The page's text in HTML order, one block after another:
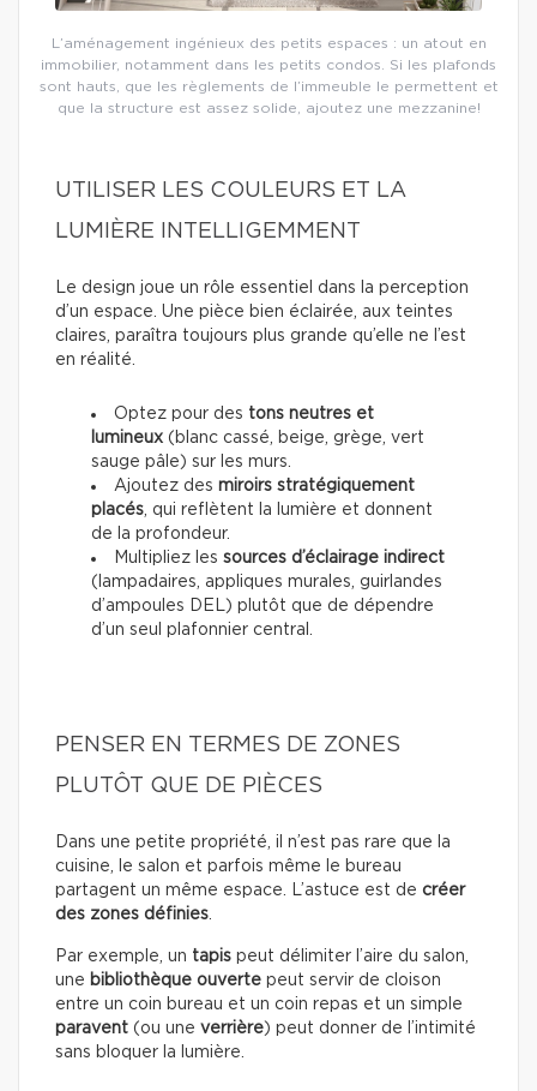
L’aménagement ingénieux des petits espaces : un atout en
immobilier, notamment dans les petits condos. Si les plafonds
sont hauts, que les règlements de l’immeuble le permettent et
que la structure est assez solide, ajoutez une mezzanine!
UTILISER LES COULEURS ET LA
LUMIÈRE INTELLIGEMMENT
Le design joue un rôle essentiel dans la perception
d’un espace. Une pièce bien éclairée, aux teintes
claires, paraîtra toujours plus grande qu’elle ne l’est
en réalité.
Optez pour des tons neutres et
lumineux (blanc cassé, beige, grège, vert
sauge pâle) sur les murs.
Ajoutez des miroirs stratégiquement
placés , qui reflètent la lumière et donnent
de la profondeur.
Multipliez les sources d’éclairage indirect
(lampadaires, appliques murales, guirlandes
d’ampoules DEL) plutôt que de dépendre
d’un seul plafonnier central.
PENSER EN TERMES DE ZONES
PLUTÔT QUE DE PIÈCES
Dans une petite propriété, il n’est pas rare que la
cuisine, le salon et parfois même le bureau
partagent un même espace. L’astuce est de créer
des zones définies
Par exemple, un tapis peut délimiter l’aire du salon,
une bibliothèque ouverte peut servir de cloison
entre un coin bureau et un coin repas et un simple
paravent (ou une verrière) peut donner de l’intimité
sans bloquer la lumière.